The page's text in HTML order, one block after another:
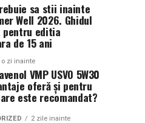
sa stii inainte
Well 2026. Ghidul
pentru editia
de 15 ani
o zi inainte
VMP USVO 5W30
oferă și pentru
este recomandat?
2 zile inainte